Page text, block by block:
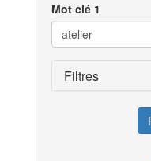
Mot clé 1
Filtres